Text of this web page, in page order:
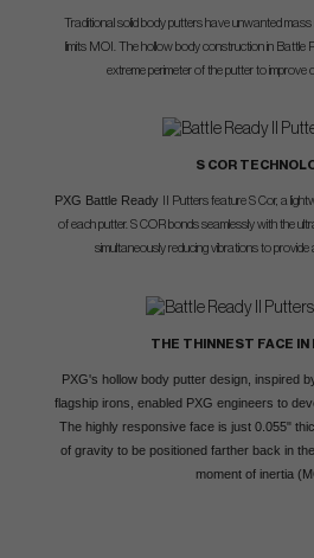
Traditional solid body putters have unwanted
limits MOI. The hollow body construction in Battle
extreme perimeter of the putter to improve
S COR
PXG Battle Ready
II Putters feature S Cor, a
of each putter. S COR bonds seamlessly with the
simultaneously reducing vibrations to provide
THE THINNEST FACE
PXG's hollow body putter design, inspired
flagship irons, enabled PXG engineers to
The highly responsive face is just 0.055"
of gravity to be positioned farther back in
moment of inertia